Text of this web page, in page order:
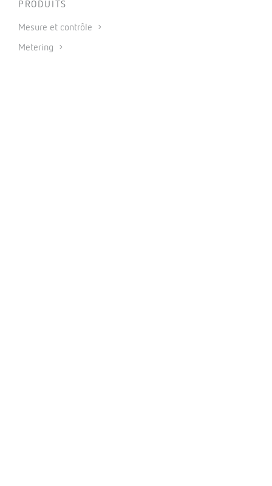
PRODUITS
Mesure et contrôle
Metering